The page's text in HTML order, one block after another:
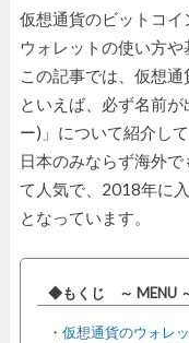
仮想通貨のビットコイ
ウォレットの使い方や
この記事では、仮想
といえば、必ず名前
ー)」について紹介して
日本のみならず海外で
て人気で、2018年に
となっています。
◆もくじ ～ MENU
・ 仮想通貨のウォレ